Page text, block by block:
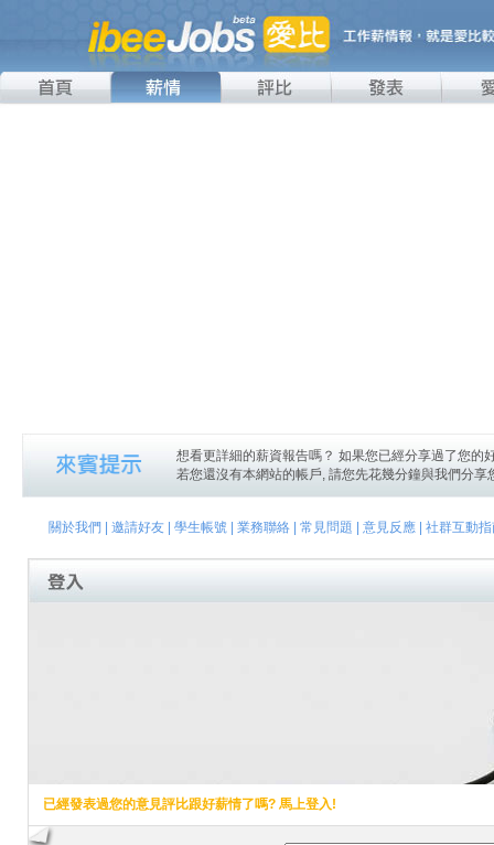
想看更詳細的薪資報告嗎？ 如果您已經分享過了您的
若您還沒有本網站的帳戶, 請您先花幾分鐘與我們分
關於我們 邀請好友| 學生帳號| 業務聯絡| 常見問題 意見反應| 社群互動指
已經發表過您的意見評比跟好薪情了嗎? 馬上登入!